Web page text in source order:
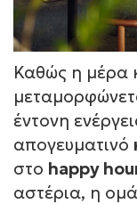
Καθώς η μέρα
έντονη
απογευματινό
στο happy
αστέρια, η